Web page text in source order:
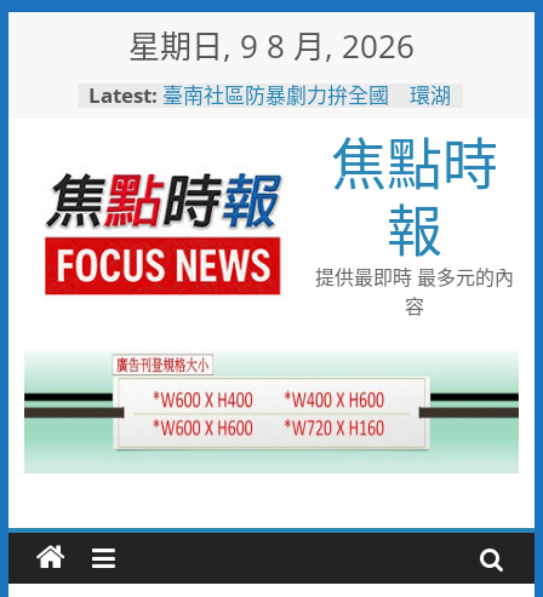
星期日, 9 8 月, 2026
Latest: 臺南社區防暴劇力拚全國 環湖
搭台灣好行低碳暢玩小琉球！大
鵬灣管理處推出暑假好康
高雄4,599件作品傳遞拒毒信
念 「2026港都反毒盃」用畫
筆打造兒童防毒力
498位大專青年返鄉 彰化暑期
工讀營隊結業
彰化縣運會6項10人破大會紀錄
焦點時
報
提供最即時 最多元的內
容